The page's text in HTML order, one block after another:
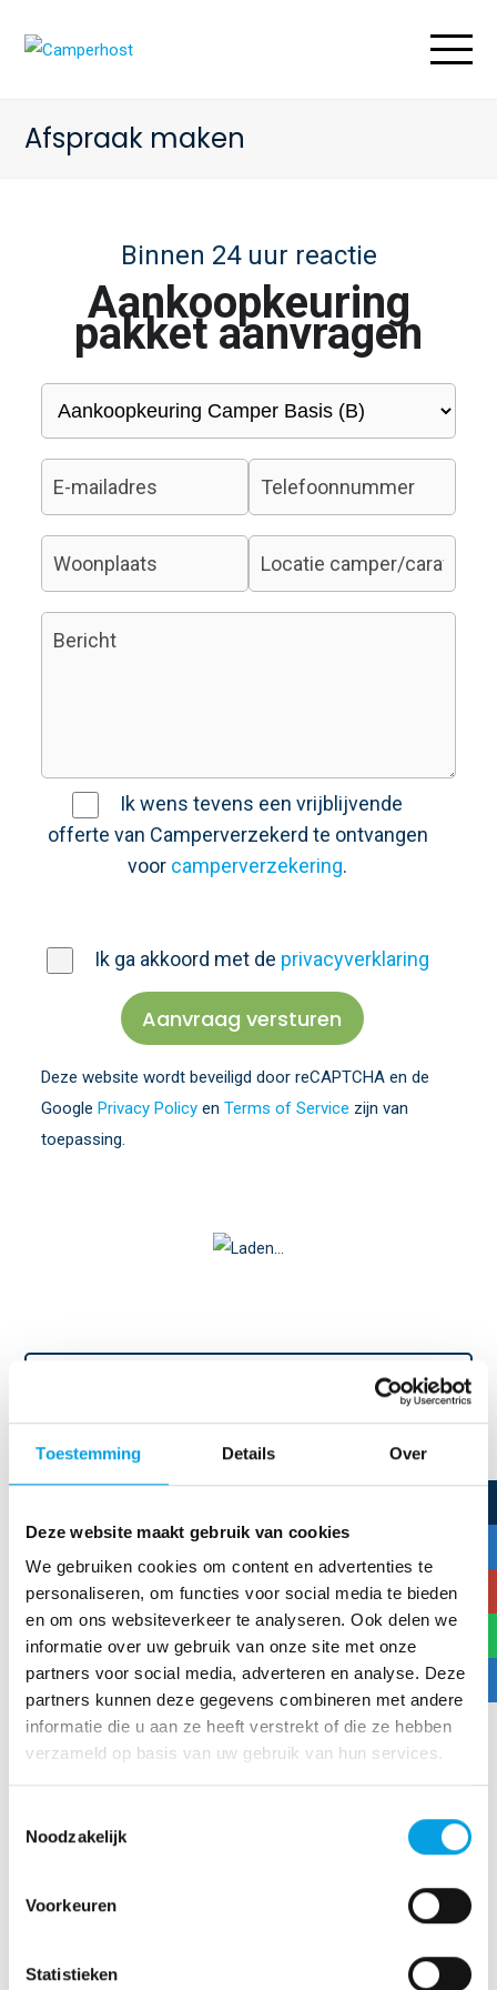
Toestemming Details Over
Deze website maakt gebruik van cookies
We gebruiken cookies om content en advertenties te
personaliseren, om functies voor social media te bieden
en om ons websiteverkeer te analyseren. Ook delen we
informatie over uw gebruik van onze site met onze
partners voor social media, adverteren en analyse. Deze
partners kunnen deze gegevens combineren met andere
informatie die u aan ze heeft verstrekt of die ze hebben
verzameld op basis van uw gebruik van hun services.
Noodzakelijk
Voorkeuren
Statistieken
Afspraak maken
Binnen 24 uur reactie
Aankoopkeuring
pakket aanvragen
Ik wens tevens een vrijblijvende
offerte van Camperverzekerd te ontvangen
voor camperverzekering.
Ik ga akkoord met de privacyverklaring
Deze website wordt beveiligd door reCAPTCHA en de
Google Privacy Policy enTerms of Service zijn van
toepassing.
Deze website wordt beveiligd door reCAPTCHA en de